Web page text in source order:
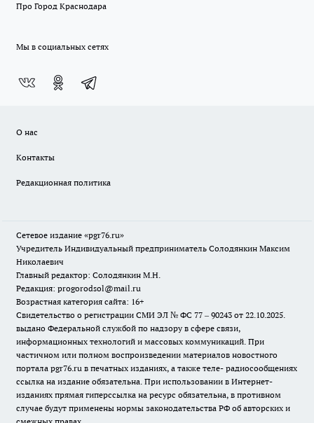
Про Город Краснодара
Мы в социальных сетях
О нас
Контакты
Редакционная политика
Сетевое издание «pgr76.ru»
Учредитель Индивидуальный предприниматель Солодянкин Максим
Николаевич
Главный редактор: Солодянкин М.Н.
Редакция: progorodsol@mail.ru
Возрастная категория сайта: 16+
Свидетельство о регистрации СМИ ЭЛ № ФС 77 – 90243 от 22.10.2025.
выдано Федеральной службой по надзору в сфере связи,
информационных технологий и массовых коммуникаций. При
частичном или полном воспроизведении материалов новостного
портала pgr76.ru в печатных изданиях, а также теле- радиосообщениях
ссылка на издание обязательна. При использовании в Интернет-
изданиях прямая гиперссылка на ресурс обязательна, в противном
случае будут применены нормы законодательства РФ об авторских и